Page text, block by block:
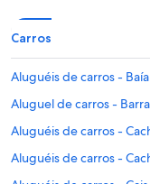
Carros
Aluguéis de carros -
Aluguel de carros -
Aluguéis de carros -
Aluguéis de carros -